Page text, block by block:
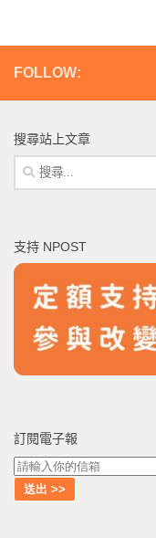
FOLLOW:
搜尋站上文章
搜
尋
字:
支持 NPOST
訂閱電子報